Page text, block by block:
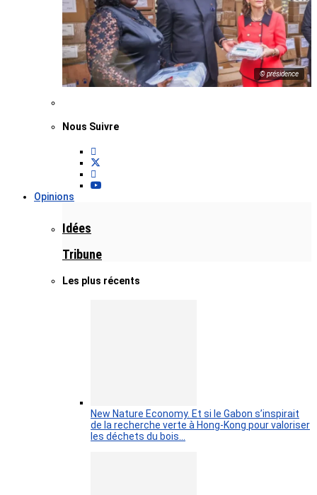
© présidence
Nous Suivre
Opinions
Idées
Tribune
Les plus récents
New Nature Economy. Et si le Gabon s’inspirait
de la recherche verte à Hong-Kong pour valoriser
les déchets du bois…